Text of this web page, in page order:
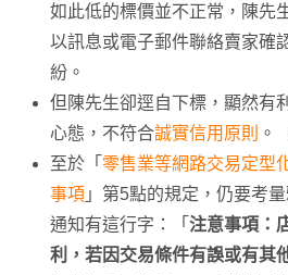
如此低的標價並不正常，陳先
以訊息或電子郵件聯絡賣家確
紛。
但陳先生卻逕自下標，顯然有
心態，不符合誠實信用原則 。
至於「 零售業等網路交易定型
事項 」第5點的規定，仍要考
通知有這行字：「 注意事項：
利，若因交易條件有誤或有其